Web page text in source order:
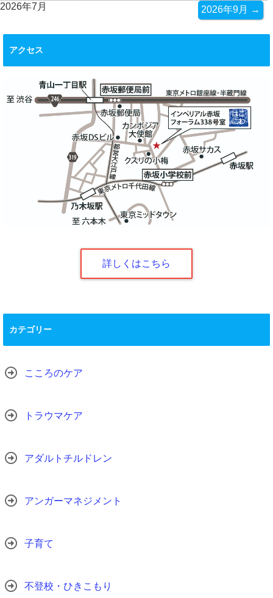
2026年7月 2026年9月 →
アクセス
詳しくはこちら
カテゴリー
こころのケア
トラウマケア
アダルトチルドレン
アンガーマネジメント
子育て
不登校・ひきこもり